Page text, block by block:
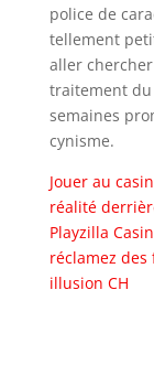
police de
tellement
aller
traitement du
semaines
cynisme.
Jouer au
réalité
Playzilla
réclamez
illusion CH